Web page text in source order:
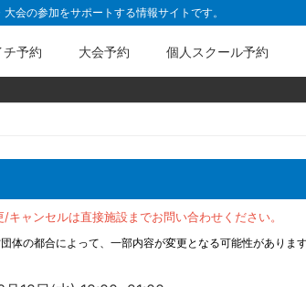
会の参加をサポートする情報サイトです。
予約 大会予約 個人スクール予約
キャンセルは直接施設までお問い合わせください。
体の都合によって、一部内容が変更となる可能性がありま